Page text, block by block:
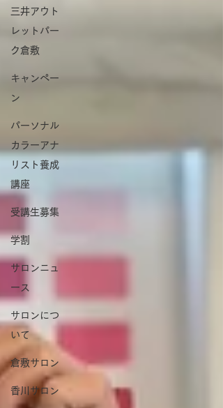
三井アウト
レットパー
ク倉敷
キャンペー
ン
パーソナル
カラーアナ
リスト養成
講座
受講生募集
学割
サロンニュ
ース
サロンにつ
いて
倉敷サロン
香川サロン